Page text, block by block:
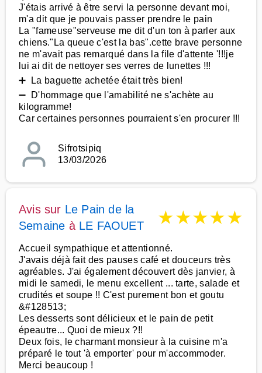
J'étais arrivé à être servi la personne devant moi,
m'a dit que je pouvais passer prendre le pain
La "fameuse"serveuse me dit d'un ton à parler aux
chiens."La queue c'est la bas".cette brave personne
ne m'avait pas remarqué dans la file d'attente '!!!je
lui ai dit de nettoyer ses verres de lunettes !!!
➕ La baguette achetée était très bien!
➖ D'hommage que l'amabilité ne s'achète au
kilogramme!
Car certaines personnes pourraient s'en procurer !!!
Sifrotsipiq
13/03/2026
Avis sur Le Pain de la
Semaine à LE FAOUET ★★★★★
Accueil sympathique et attentionné.
J'avais déjà fait des pauses café et douceurs très
agréables. J'ai également découvert dès janvier, à
midi le samedi, le menu excellent ... tarte, salade et
crudités et soupe !! C'est purement bon et goutu
&#128513;
Les desserts sont délicieux et le pain de petit
épeautre... Quoi de mieux ?!!
Deux fois, le charmant monsieur à la cuisine m'a
préparé le tout 'à emporter' pour m'accommoder.
Merci beaucoup !